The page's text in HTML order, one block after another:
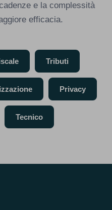
e la complessità
efficacia.
Tributi
Privacy
Tecnico